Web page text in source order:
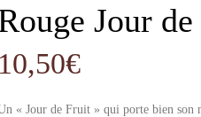
Jour
10,50€
« Jour de Fruit » qui porte bien son